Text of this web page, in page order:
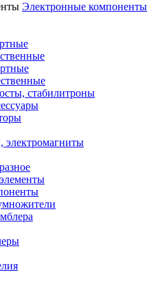
Электронные компоненты
стабилитроны